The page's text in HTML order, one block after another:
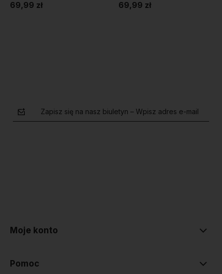
69,99 zł 69,99 zł
Zapisz się na nasz biuletyn – Wpisz adres e-mail
Moje konto
Pomoc